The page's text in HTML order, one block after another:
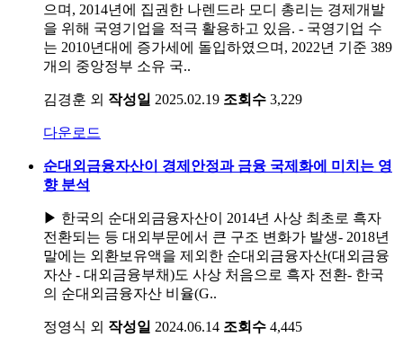
으며, 2014년에 집권한 나렌드라 모디 총리는 경제개발
을 위해 국영기업을 적극 활용하고 있음. - 국영기업 수
는 2010년대에 증가세에 돌입하였으며, 2022년 기준 389
개의 중앙정부 소유 국..
김경훈 외 작성일 2025.02.19 조회수 3,229
다운로드
순대외금융자산이 경제안정과 금융 국제화에 미치는 영
향 분석
▶ 한국의 순대외금융자산이 2014년 사상 최초로 흑자
전환되는 등 대외부문에서 큰 구조 변화가 발생- 2018년
말에는 외환보유액을 제외한 순대외금융자산(대외금융
자산 - 대외금융부채)도 사상 처음으로 흑자 전환- 한국
의 순대외금융자산 비율(G..
정영식 외 작성일 2024.06.14 조회수 4,445